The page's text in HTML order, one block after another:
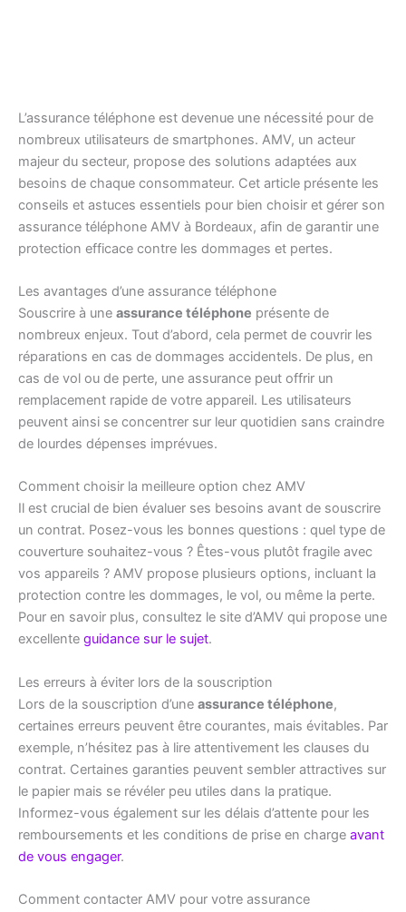
L’assurance téléphone est devenue une nécessité pour de
nombreux utilisateurs de smartphones. AMV, un acteur
majeur du secteur, propose des solutions adaptées aux
besoins de chaque consommateur. Cet article présente les
conseils et astuces essentiels pour bien choisir et gérer son
assurance téléphone AMV à Bordeaux, afin de garantir une
protection efficace contre les dommages et pertes.
Les avantages d’une assurance téléphone
Souscrire à une assurance téléphone présente de
nombreux enjeux. Tout d’abord, cela permet de couvrir les
réparations en cas de dommages accidentels. De plus, en
cas de vol ou de perte, une assurance peut offrir un
remplacement rapide de votre appareil. Les utilisateurs
peuvent ainsi se concentrer sur leur quotidien sans craindre
de lourdes dépenses imprévues.
Comment choisir la meilleure option chez AMV
Il est crucial de bien évaluer ses besoins avant de souscrire
un contrat. Posez-vous les bonnes questions : quel type de
couverture souhaitez-vous ? Êtes-vous plutôt fragile avec
vos appareils ? AMV propose plusieurs options, incluant la
protection contre les dommages, le vol, ou même la perte.
Pour en savoir plus, consultez le site d’AMV qui propose une
excellente guidance sur le sujet.
Les erreurs à éviter lors de la souscription
Lors de la souscription d’une assurance téléphone,
certaines erreurs peuvent être courantes, mais évitables. Par
exemple, n’hésitez pas à lire attentivement les clauses du
contrat. Certaines garanties peuvent sembler attractives sur
le papier mais se révéler peu utiles dans la pratique.
Informez-vous également sur les délais d’attente pour les
remboursements et les conditions de prise en charge avant
de vous engager.
Comment contacter AMV pour votre assurance